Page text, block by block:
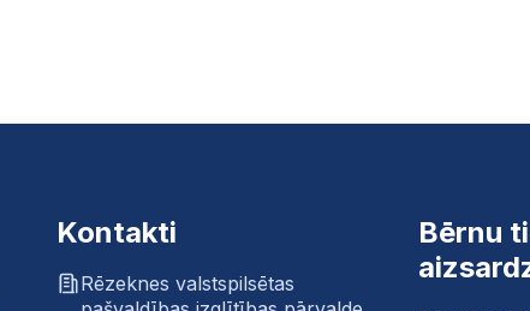
Kontakti
Rēzeknes valstspilsētas
Bērnu